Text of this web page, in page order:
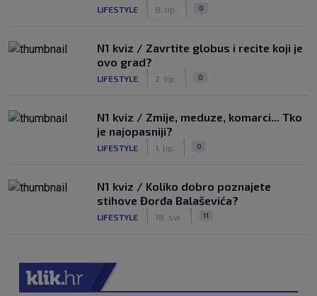
LIFESTYLE 8. lip. 0
N1 kviz / Zavrtite globus i recite koji je
ovo grad?
LIFESTYLE 2. lip. 0
N1 kviz / Zmije, meduze, komarci... Tko
je najopasniji?
LIFESTYLE 1. lip. 0
N1 kviz / Koliko dobro poznajete
stihove Đorđa Balaševića?
LIFESTYLE 18. svi. 11